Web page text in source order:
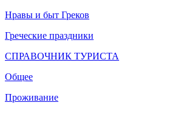
Нравы и быт Греков
Греческие праздники
СПРАВОЧНИК ТУРИСТА
Общее
Проживание